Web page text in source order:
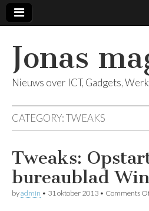
Jonas
Nieuws over ICT, Gadgets,
CATEGORY:TWEAKS
Tweaks:
bureaublad
byadmin • 31 oktober 2013 • Comments